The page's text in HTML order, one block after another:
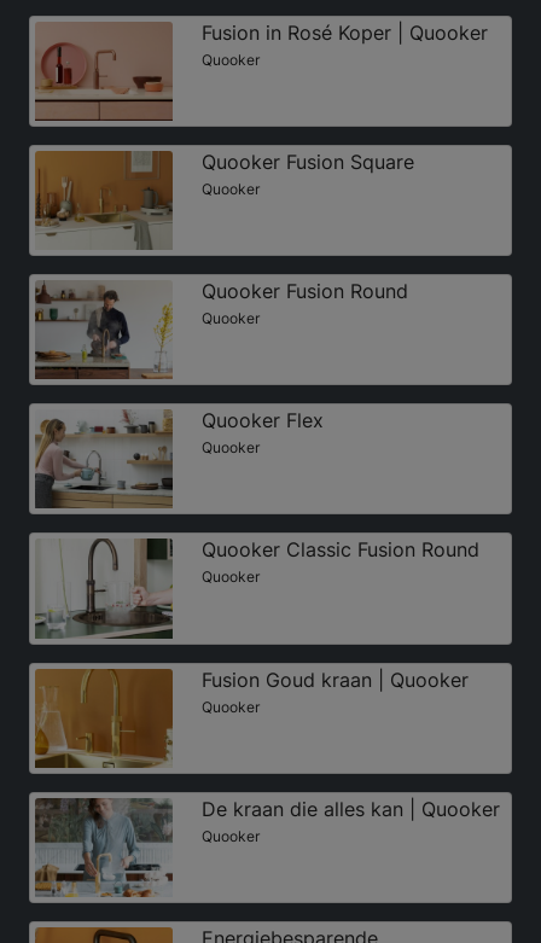
Fusion in Rosé Koper | Quooker
Quooker
Quooker Fusion Square
Quooker
Quooker Fusion Round
Quooker
Quooker Flex
Quooker
Quooker Classic Fusion Round
Quooker
Fusion Goud kraan | Quooker
Quooker
De kraan die alles kan | Quooker
Quooker
Energiebesparende